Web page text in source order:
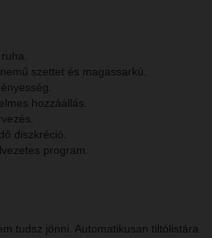
szettet és magassarkú.
hozzáállás.
diszkréció.
program.
tudsz jönni. Automatikusan tiltólistára